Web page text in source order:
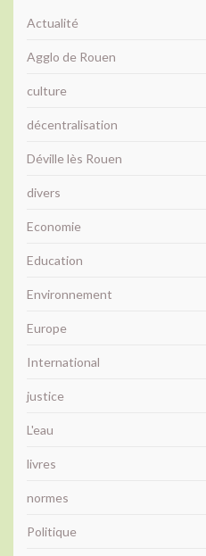
Actualité
Agglo de Rouen
culture
décentralisation
Déville lès Rouen
divers
Economie
Education
Environnement
Europe
International
justice
L'eau
livres
normes
Politique